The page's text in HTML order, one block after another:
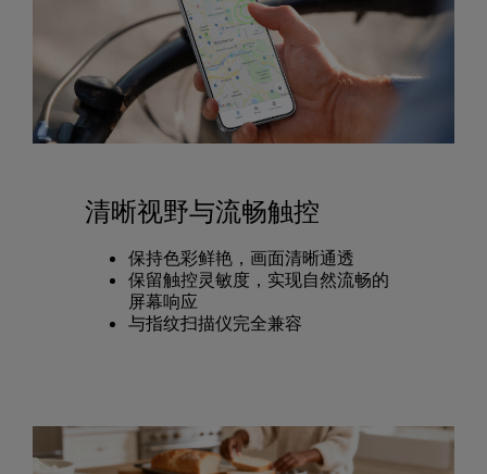
清晰视野与流畅触控
保持色彩鲜艳，画面清晰通透
保留触控灵敏度，实现自然流畅的
屏幕响应
与指纹扫描仪完全兼容